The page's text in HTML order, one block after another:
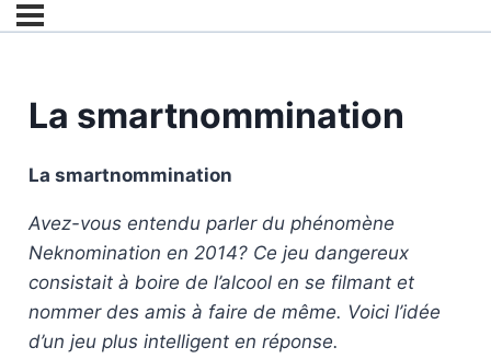
La smartnommination
La smartnommination
Avez-vous entendu parler du phénomène
Neknomination en 2014? Ce jeu dangereux
consistait à boire de l’alcool en se filmant et
nommer des amis à faire de même. Voici l’idée
d’un jeu plus intelligent en réponse.